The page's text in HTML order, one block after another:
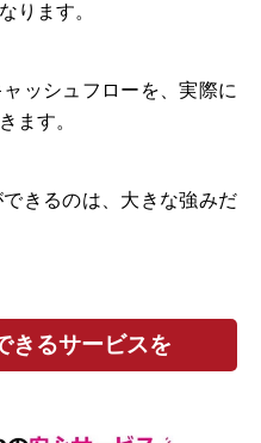
ります。
ッシュフローを、実際に
ます。
きるのは、大きな強みだ
きるサービスを